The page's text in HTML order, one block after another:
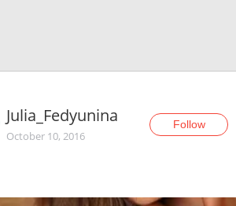
Julia_Fedyunina
October 10, 2016
Follow